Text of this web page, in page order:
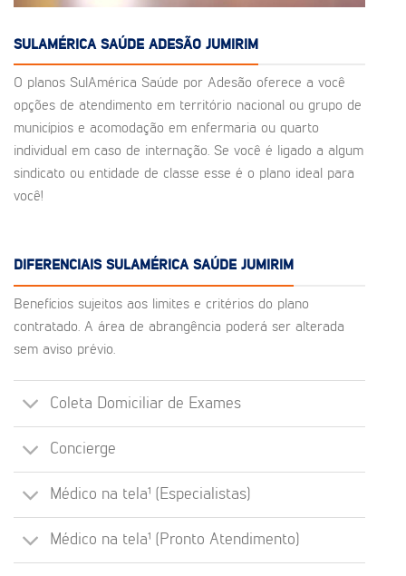
SULAMÉRICA SAÚDE ADESÃO JUMIRIM
O planos SulAmérica Saúde por Adesão oferece a você
opções de atendimento em território nacional ou grupo de
municípios e acomodação em enfermaria ou quarto
individual em caso de internação. Se você é ligado a algum
sindicato ou entidade de classe esse é o plano ideal para
você!
DIFERENCIAIS SULAMÉRICA SAÚDE JUMIRIM
Benefícios sujeitos aos limites e critérios do plano
contratado. A área de abrangência poderá ser alterada
sem aviso prévio.
Coleta Domiciliar de Exames
Concierge
Médico na tela¹ (Especialistas)
Médico na tela¹ (Pronto Atendimento)